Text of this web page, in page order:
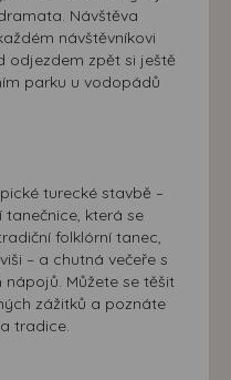
Návštěva
návštěvníkovi
odjezdem zpět si ještě
parku u vodopádů
turecké stavbě –
tanečnice, která se
folklórní tanec,
– a chutná večeře s
Můžete se těšit
zážitků a poznáte
tradice.